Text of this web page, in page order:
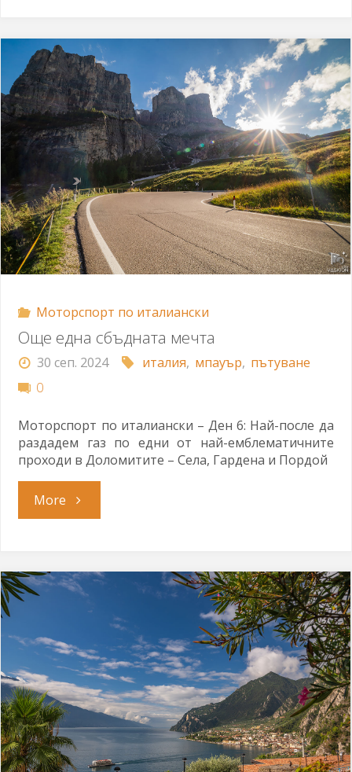
дъжда"
Моторспорт по италиански
Още една сбъдната мечта
30 сеп. 2024 италия, мпауър, пътуване
0
Моторспорт по италиански – Ден 6: Най-после да
раздадем газ по едни от най-емблематичните
проходи в Доломитите – Села, Гардена и Пордой
More"Още
сбъдната
мечта"